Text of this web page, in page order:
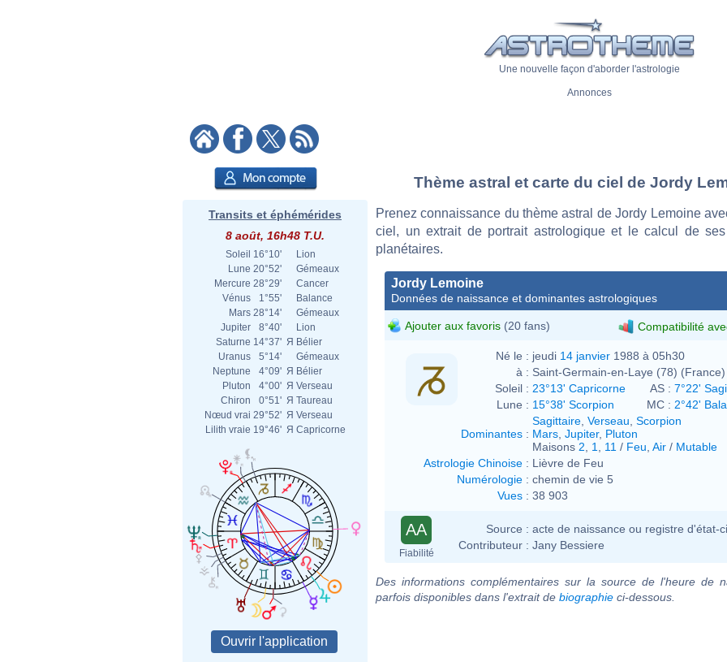
Une nouvelle façon d'aborder l'astrologie
Annonces
Transits et éphémérides
8 août, 16h48 T.U.
Soleil 16°10'
Lion
Lune 20°52'
Gémeaux
Mercure 28°29'
Cancer
Vénus
1°55'
Balance
Mars 28°14'
Gémeaux
Jupiter
8°40'
Lion
Saturne 14°37' Я Bélier
Uranus
5°14'
Gémeaux
Neptune
4°09' Я Bélier
Pluton
4°00' Я Verseau
Chiron
0°51' Я Taureau
Nœud vrai 29°52' Я Verseau
Lilith vraie 19°46' Я Capricorne
Thème astral et carte du ciel de Jordy
Prenez connaissance du thème astral de Jordy Lemoine
ciel, un extrait de portrait astrologique et le calcul de
planétaires.
Jordy Lemoine
Données de naissance et dominantes astrologiques
Ajouter aux favoris (20 fans) Compatibilité
Né le : jeudi 14 janvier 1988 à 05h30
à : Saint-Germain-en-Laye (78) (France)
Soleil : 23°13' Capricorne AS : 7°22'
Lune : 15°38' Scorpion MC : 2°42'
Dominantes :
Sagittaire Verseau Scorpion
Mars Jupiter, Pluton
Maisons 2 1 11 / Feu Air / Mutable
Astrologie Chinoise : Lièvre de Feu
Numérologie : chemin de vie 5
Vues : 38 903
AA
Fiabilité
Source : acte de naissance ou registre d'état-
Contributeur : Jany Bessiere
Des informations complémentaires sur la source de l'heure de
parfois disponibles dans l'extrait de biographie ci-dessous.